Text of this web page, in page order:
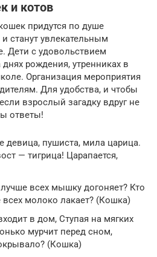
и котов
придутся по душе
станут увлекательным
Дети с удовольствием
рождения, утренниках в
Организация мероприятия
Для удобства, и чтобы
взрослый загадку вдруг не
ответы!
девица, пушиста, мила царица.
— тигрица! Царапается,
всех мышку догоняет? Кто
всех молоко лакает? (Кошка)
в дом, Ступая на мягких
мурчит перед сном,
(Кошка)